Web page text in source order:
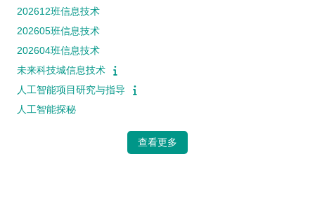
202612班信息技术
202605班信息技术
202604班信息技术
未来科技城信息技术
人工智能项目研究与指导
人工智能探秘
查看更多